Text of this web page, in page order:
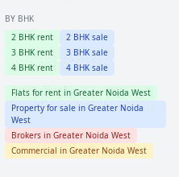
BY BHK
2 BHK rent 2 BHK sale
3 BHK rent 3 BHK sale
4 BHK rent 4 BHK sale
Flats for rent in Greater Noida West
Property for sale in Greater Noida
West
Brokers in Greater Noida West
Commercial in Greater Noida West